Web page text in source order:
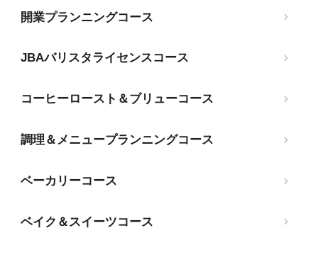
開業プランニングコース
JBAバリスタライセンスコース
コーヒーロースト＆ブリューコース
調理＆メニュープランニングコース
ベーカリーコース
ベイク＆スイーツコース